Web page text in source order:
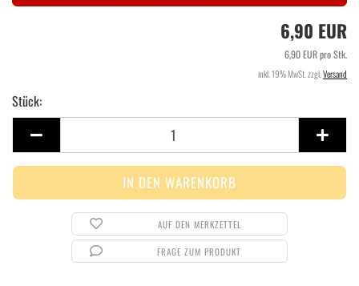
6,90 EUR
6,90 EUR pro Stk.
inkl. 19% MwSt. zzgl. Versand
Stück:
Stück
AUF DEN MERKZETTEL
FRAGE ZUM PRODUKT